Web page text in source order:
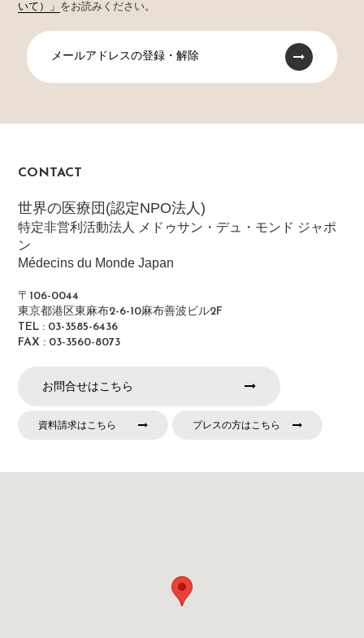
いて）」 をお読みください。
メールアドレスの登録・解除
CONTACT
世界の医療団(認定NPO法人)
特定非営利活動法人 メドゥサン・デュ・モンド ジャポ
ン
Médecins du Monde Japan
〒106-0044
東京都港区東麻布2-6-10麻布善波ビル2F
TEL : 03-3585-6436
FAX : 03-3560-8073
お問合せはこちら
資料請求はこちら プレスの方はこちら